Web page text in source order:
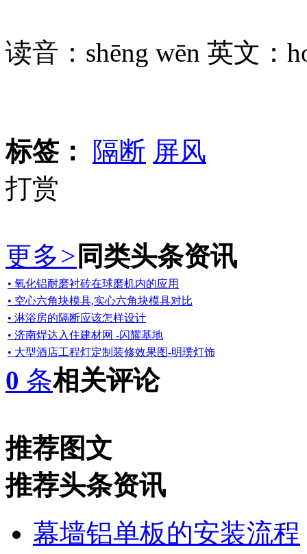
读音：shēng wēn 英文：
标签： 隔断 屏风
打赏
更多> 同类头条资讯
• 氧化铝耐磨衬砖在球磨机内的应用
• 空心六角块模具,实心六角块模具对比
• 淋浴房的隔断应该怎样设计
• 济南焊达入住建材网 -闪耀基地
• 大型酒店工程灯定制装修效果图-明璞灯饰
0 条相关评论
推荐图文
推荐头条资讯
幕墙铝单板的安装流程